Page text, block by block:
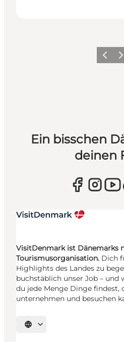
Zurück
Ein bisschen
deinen
VisitDenmark ist Dänemarks
Tourismusorganisation. Dich
Highlights des Landes zu
buchstäblich unser Job – und
du jede Menge Dinge findest,
unternehmen und besuchen
Sprache auswählen